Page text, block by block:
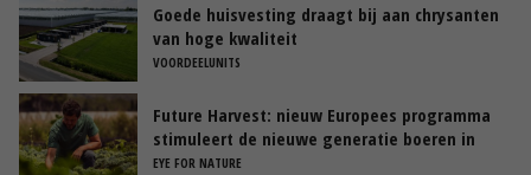
Goede huisvesting draagt bij aan chrysanten
van hoge kwaliteit
VOORDEELUNITS
Future Harvest: nieuw Europees programma
stimuleert de nieuwe generatie boeren in
Nederland
EYE FOR NATURE